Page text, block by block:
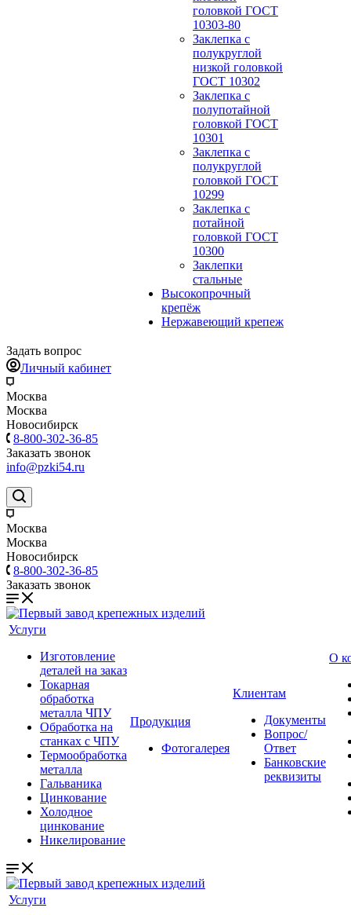
головкой ГОСТ
10303-80
Заклепка с
полукруглой
низкой головкой
ГОСТ 10302
Заклепка с
полупотайной
головкой ГОСТ
10301
Заклепка с
полукруглой
головкой ГОСТ
10299
Заклепка с
потайной
головкой ГОСТ
10300
Заклепки
стальные
Высокопрочный
крепёж
Нержавеющий крепеж
Задать вопрос
Личный кабинет
Москва
Москва
Новосибирск
8-800-302-36-85
Заказать звонок
info@pzki54.ru
Москва
Москва
Новосибирск
8-800-302-36-85
Заказать звонок
Услуги
Изготовление
деталей на заказ
Токарная
обработка
металла ЧПУ
Обработка на
станках с ЧПУ
Термообработка
металла
Гальваника
Цинкование
Холодное
цинкование
Никелирование
Продукция
Фотогалерея
Клиентам
Документы
Вопрос/
Ответ
Банковские
реквизиты
О
Услуги